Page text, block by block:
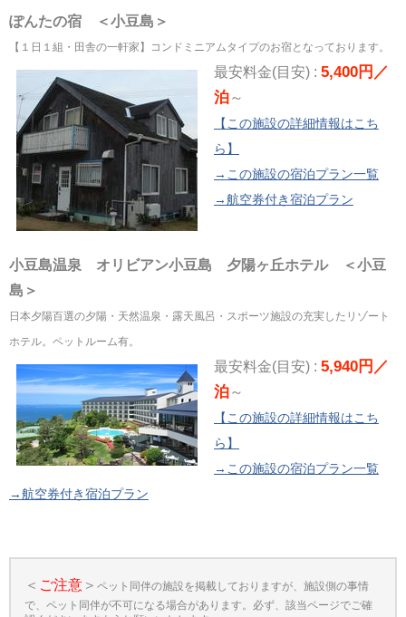
ぽんたの宿 ＜小豆島＞
【１日１組・田舎の一軒家】コンドミニアムタイプのお宿となっております。
最安料金(目安) : 5,400円／
泊～
【この施設の詳細情報はこち
ら】
→この施設の宿泊プラン一覧
→航空券付き宿泊プラン
小豆島温泉 オリビアン小豆島 夕陽ヶ丘ホテル ＜小豆
島＞
日本夕陽百選の夕陽・天然温泉・露天風呂・スポーツ施設の充実したリゾート
ホテル。ペットルーム有。
最安料金(目安) : 5,940円／
泊～
【この施設の詳細情報はこち
ら】
→この施設の宿泊プラン一覧
→航空券付き宿泊プラン
＜ ご注意＞ ペット同伴の施設を掲載しておりますが、施設側の事情
で、ペット同伴が不可になる場合があります。必ず、該当ページでご確